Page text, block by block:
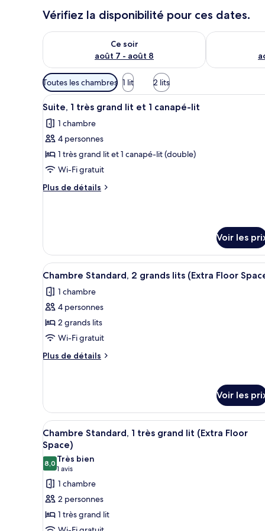
Vérifiez la disponibilité pour ces dates.
Ce soir
août 7 - août 8
Vérifier la disponibilité pour ce soir août 7 - août 8
Vérifier la
Filtres
disponibles
pour
les
chambres
Toutes les chambres 1 lit 2 lits
Afficher
toutes
les
photos
pour
ce
type
de
très
grand
lit
et
1
canapé-
lit
Une chambre d’hôtel avec
4
Suite, 1 très grand lit et 1 canapé-lit
1 chambre
4 personnes
1 très grand lit et 1 canapé-lit (double)
Wi-Fi gratuit
Plus de détails
Plus
de
chambre
Suite,
très
grand
et
lit
Voir les
Afficher
toutes
les
photos
pour
ce
type
de
Standard,
2
grands
lits
(Extra
Floor
Space)
Une chambre d’hôtel avec
4
Chambre Standard, 2 grands lits (Extra Floor
1 chambre
4 personnes
2 grands lits
Wi-Fi gratuit
Plus de détails
Plus
type
de
chambre
Chambre
Standard,
2
grands
lits
(Extra
Floor
Space)
Voir les
Afficher
toutes
les
photos
pour
ce
type
de
Une chambre d’hôtel avec
3
Chambre Standard, 1 très grand lit (Extra Floor
Space)
8,08,0 sur 10
Très bien
1 avis
(1 avis)
1 chambre
2 personnes
1 très grand lit